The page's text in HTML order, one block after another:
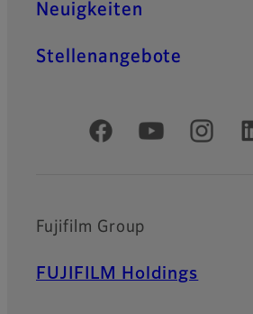
Neuigkeiten
Stellenangebote
Offizielle soziale Medien
Fujifilm Group
FUJIFILM Holdings